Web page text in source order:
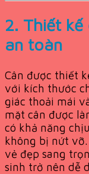
2. Thiết
an toàn
Cân được thiết
với kích thước
giác thoải mái
mặt cân được
có khả năng
không bị nứt
vẻ đẹp sang
sinh trở nên dễ